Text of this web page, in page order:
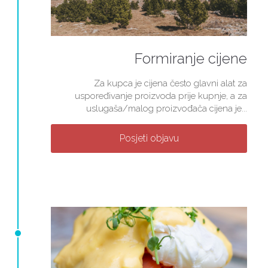
Formiranje cijene
Za kupca je cijena često glavni alat za
uspoređivanje proizvoda prije kupnje, a za
uslugaša/malog proizvođača cijena je...
Posjeti objavu